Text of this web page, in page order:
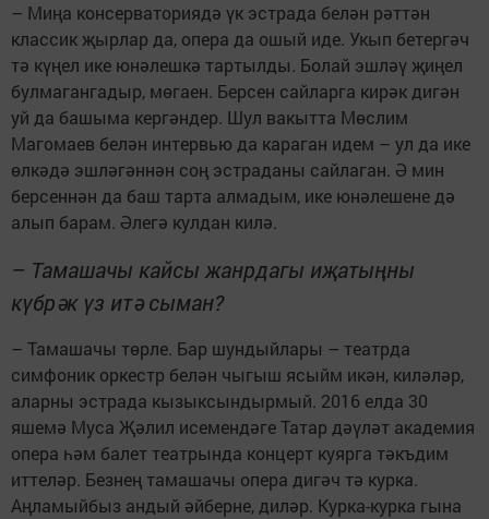
– Миңа консерваториядә үк эстрада белән рәттән
классик җырлар да, опера да ошый иде. Укып бетергәч
тә күңел ике юнәлешкә тартылды. Болай эшләү җиңел
булмагангадыр, мөгаен. Берсен сайларга кирәк дигән
уй да башыма кергәндер. Шул вакытта Мөслим
Магомаев белән интервью да караган идем – ул да ике
өлкәдә эшләгәннән соң эстраданы сайлаган. Ә мин
берсеннән да баш тарта алмадым, ике юнәлешене дә
алып барам. Әлегә кулдан килә.
– Тамашачы кайсы жанрдагы иҗатыңны
күбрәк үз итә сыман?
– Тамашачы төрле. Бар шундыйлары – театрда
симфоник оркестр белән чыгыш ясыйм икән, киләләр,
аларны эстрада кызыксындырмый. 2016 елда 30
яшемә Муса Җәлил исемендәге Татар дәүләт академия
опера һәм балет театрында концерт куярга тәкъдим
иттеләр. Безнең тамашачы опера дигәч тә курка.
Аңламыйбыз андый әйберне, диләр. Курка-курка гына